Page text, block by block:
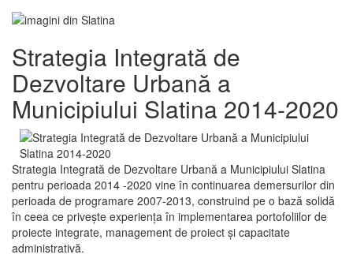
Strategia Integrată de
Dezvoltare Urbană a
Municipiului Slatina 2014-2020
Strategia Integrată de Dezvoltare Urbană a Municipiului Slatina
pentru perioada 2014 -2020 vine în continuarea demersurilor din
perioada de programare 2007-2013, construind pe o bază solidă
în ceea ce priveşte experienţa în implementarea portofoliilor de
proiecte integrate, management de proiect și capacitate
administrativă.